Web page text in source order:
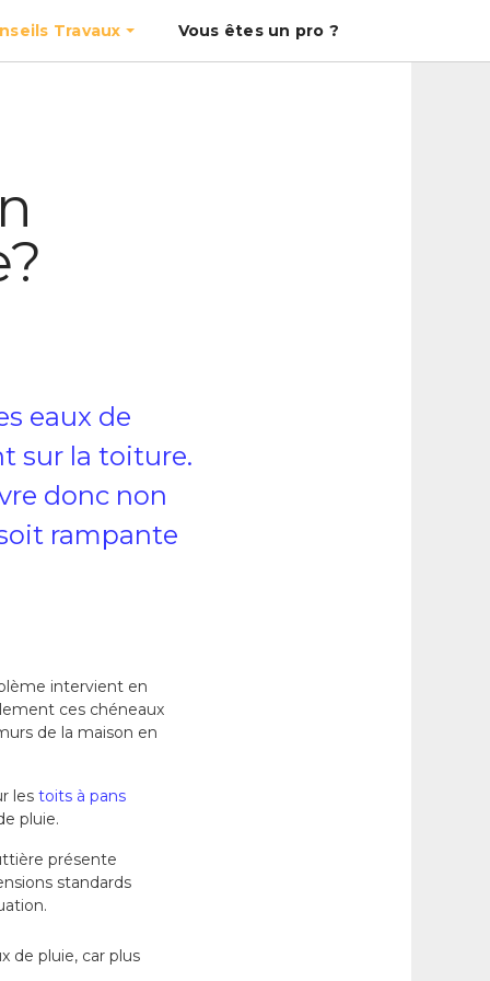
Travaux Vous êtes un pro ?
eaux de
sur la toiture.
donc non
rampante
intervient en
ces chéneaux
de la maison en
les toits à pans
pluie.
présente
standards
de pluie, car plus